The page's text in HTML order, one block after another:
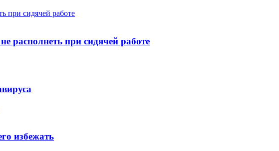
при сидячей работе
располнеть при сидячей работе
избежать